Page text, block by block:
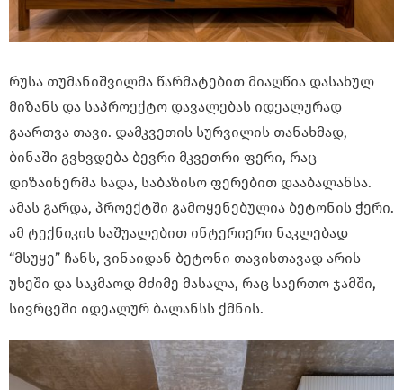
რუსა თუმანიშვილმა წარმატებით მიაღწია დასახულ
მიზანს და საპროექტო დავალებას იდეალურად
გაართვა თავი. დამკვეთის სურვილის თანახმად,
ბინაში გვხვდება ბევრი მკვეთრი ფერი, რაც
დიზაინერმა სადა, საბაზისო ფერებით დააბალანსა.
ამას გარდა, პროექტში გამოყენებულია ბეტონის ჭერი.
ამ ტექნიკის საშუალებით ინტერიერი ნაკლებად
“მსუყე” ჩანს, ვინაიდან ბეტონი თავისთავად არის
უხეში და საკმაოდ მძიმე მასალა, რაც საერთო ჯამში,
სივრცეში იდეალურ ბალანსს ქმნის.